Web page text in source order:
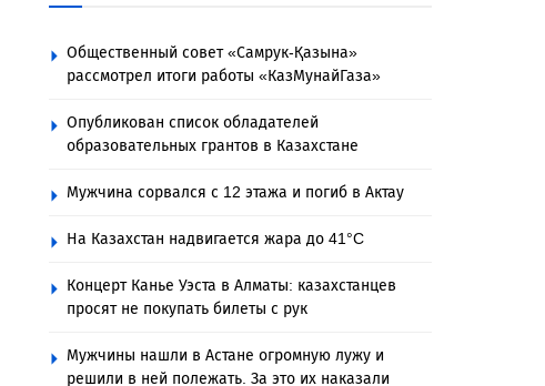
Общественный совет «Самрук-Қазына»
рассмотрел итоги работы «КазМунайГаза»
Опубликован список обладателей
образовательных грантов в Казахстане
Мужчина сорвался с 12 этажа и погиб в Актау
На Казахстан надвигается жара до 41°C
Концерт Канье Уэста в Алматы: казахстанцев
просят не покупать билеты с рук
Мужчины нашли в Астане огромную лужу и
решили в ней полежать. За это их наказали